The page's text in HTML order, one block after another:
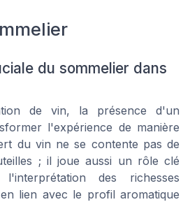
du sommelier dans
de vin, la présence d'un
l'expérience de manière
du vin ne se contente pas de
; il joue aussi un rôle clé
des richesses
lien avec le profil aromatique